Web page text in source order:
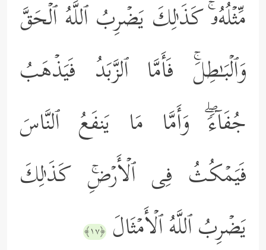
مِّثۡلُهُۥۚ كَذَ ٰ⁠لِكَ یَضۡرِبُ ٱللَّهُ ٱلۡحَقَّ
وَٱلۡبَـٰطِلَۚ فَأَمَّا ٱلزَّبَدُ فَیَذۡهَبُ
جُفَاۤءࣰۖ وَأَمَّا مَا یَنفَعُ ٱلنَّاسَ
فَیَمۡكُثُ فِی ٱلۡأَرۡضِۚ كَذَ ٰ⁠لِكَ
یَضۡرِبُ ٱللَّهُ ٱلۡأَمۡثَالَ ﴿١٧﴾